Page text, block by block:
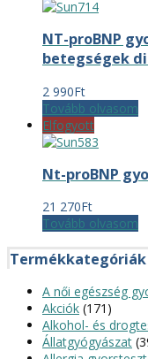
NT-proBNP
betegségek
2 990Ft
Tovább olvasom
Elfogyott
Nt-proBNP
21 270Ft
Tovább olvasom
Termékkategóriák
A női egészség
Akciók (171)
Alkohol- és
Állatgyógyászat